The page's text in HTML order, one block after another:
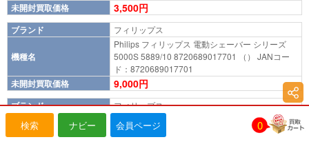
検索 ナビー 会員ページ 0
未開封買取価格 3,500円
ブランド フィリップス
機種名
Philips フィリップス 電動シェーバー シリーズ
5000S 5889/10 8720689017701 （） JANコー
ド：8720689017701
未開封買取価格 9,000円
ブランド フィリップス
機種名
Philips フィリップス 電動歯ブラシ ソニッケアー
2100シリーズ HX3651/32 ライトブルー